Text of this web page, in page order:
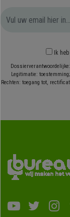
Ik heb
Legitimatie:
Rechten: toegang tot,